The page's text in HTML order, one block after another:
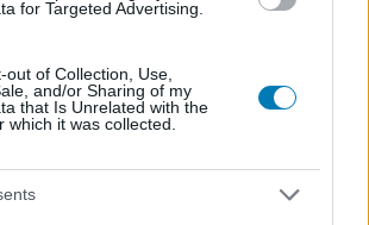
for Targeted Advertising.
out of Collection, Use,
and/or Sharing of my
that Is Unrelated with the
which it was collected.
szemmel vár a közösségi médiában.
, sehol nem jelentek meg új
csatorna ugyan továbbra is aktív, de
ütemezett vagy partneri tartalmak
kommentmezőit már teljesen
hangok.